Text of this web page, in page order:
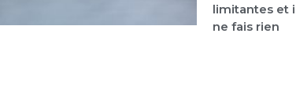
limitantes et
ne fais rien